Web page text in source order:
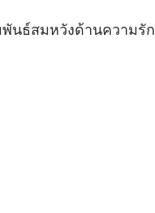
นธ์สมหวังด้านความรัก